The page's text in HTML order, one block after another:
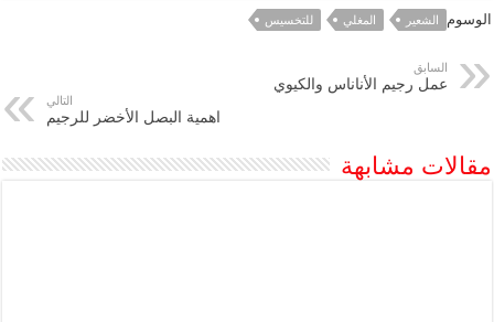
الوسوم الشعير المغلي للتخسيس
السابق
عمل رجيم الأناناس والكيوي
التالي
اهمية البصل الأخضر للرجيم
مقالات مشابهة